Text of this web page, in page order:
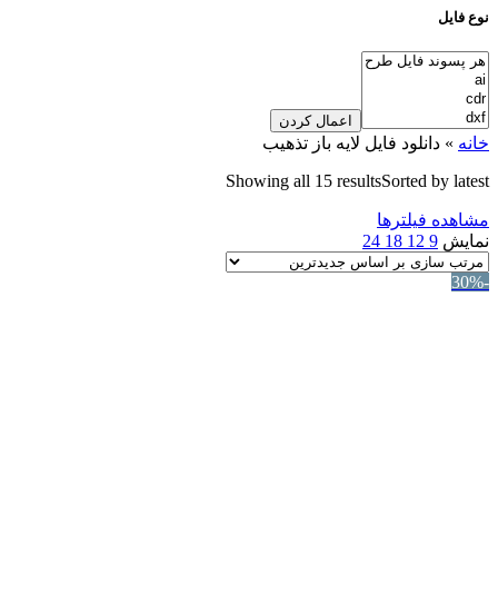
نوع فایل
اعمال کردن
خانه » دانلود فایل لایه باز تذهیب
Showing all 15 resultsSorted by latest
مشاهده فیلترها
نمایش 9
12
18
24
-30%